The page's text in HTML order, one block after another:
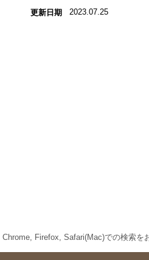
更新日期 2023.07.25
Chrome, Firefox, Safari(Mac)での検索を